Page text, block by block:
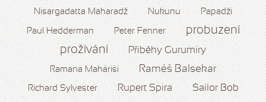
Nisargadatta Maharadž Nukunu Papadží
Paul Hedderman Peter Fenner
probuzení
prožívání
Příběhy Gurumíry
Ramana Maháriši Raméš Balsekar
Richard Sylvester Rupert Spira Sailor Bob